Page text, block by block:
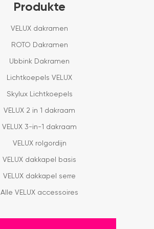
Produkte
VELUX dakramen
ROTO Dakramen
Ubbink Dakramen
Lichtkoepels VELUX
Skylux Lichtkoepels
VELUX 2 in 1 dakraam
VELUX 3-in-1 dakraam
VELUX rolgordijn
VELUX dakkapel basis
VELUX dakkapel serre
Alle VELUX accessoires